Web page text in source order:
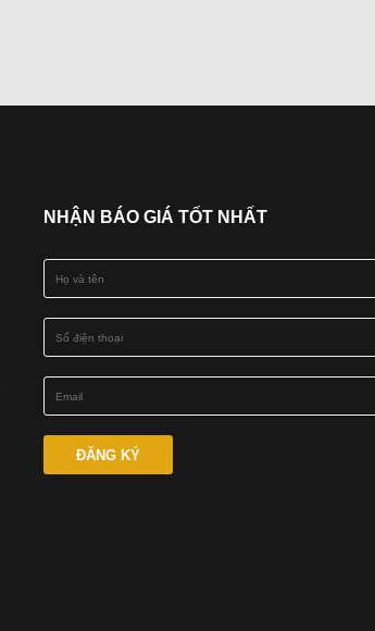
NHẬN BÁO GIÁ TỐT NHẤT